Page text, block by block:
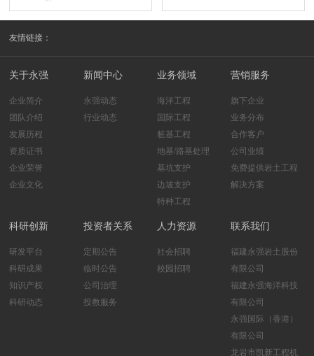
友情链接：
关于永强
企业简介
团队介绍
发展历程
资质证书
企业荣誉
企业文化
新闻中心
永强动态
行业动态
业务领域
海洋工程
国际工程
桩基工程
地基/路基处理
基坑支护
边坡支护
特种工程
营销服务
旗下企业
业务分布
合作客户
公司业绩
免费提供岩土工程
解决方案
科研创新
研发平台
科研成果
知识产权
科研动态
投资者关系
定期公告
临时公告
公司治理
投教服务
人力资源
社会招聘
校园招聘
联系我们
福建永强岩土股份
有限公司
福建永强海洋科技
有限公司
永强国际（香港）
有限公司
龙岩市凯新工程机